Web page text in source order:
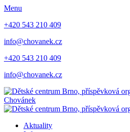
Menu
+420 543 210 409
info@chovanek.cz
+420 543 210 409
info@chovanek.cz
Chovánek
Aktuality